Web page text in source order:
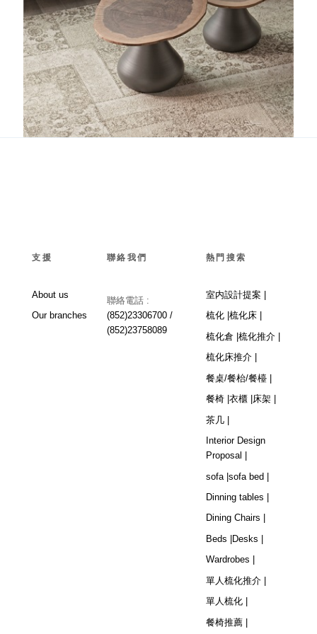
支援
About us
Our branches
聯絡我們
聯絡電話 :
(852)23306700 /
(852)23758089
熱門搜索
室内設計提案 |
梳化 | 梳化床 |
梳化倉 | 梳化推介 |
梳化床推介 |
餐桌/餐枱/餐檯 |
餐椅 | 衣櫃 | 床架 |
茶几 |
Interior Design
Proposal |
sofa |sofa bed |
Dinning tables |
Dining Chairs |
Beds |
Desks |
Wardrobes |
單人梳化推介 |
單人梳化 |
餐椅推薦 |